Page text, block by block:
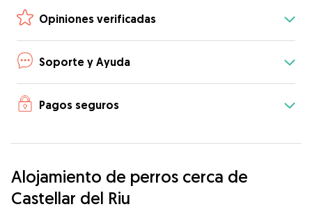
Opiniones verificadas
Soporte y Ayuda
Pagos seguros
Alojamiento de perros cerca de
Castellar del Riu